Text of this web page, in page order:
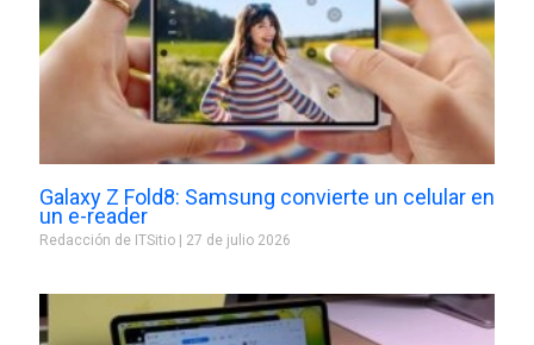
Galaxy Z Fold8: Samsung convierte un celular en
un e-reader
Redacción de ITSitio 27 de julio 2026